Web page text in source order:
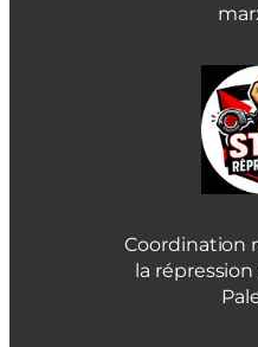
Coordination
la